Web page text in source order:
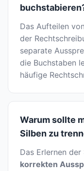
Das Aufteilen
der
separate
die Buchstaben
häufige
Warum sollte
Silben zu
Das Erlernen
korrekten